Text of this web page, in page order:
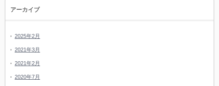
アーカイブ
2025年2月
2021年3月
2021年2月
2020年7月